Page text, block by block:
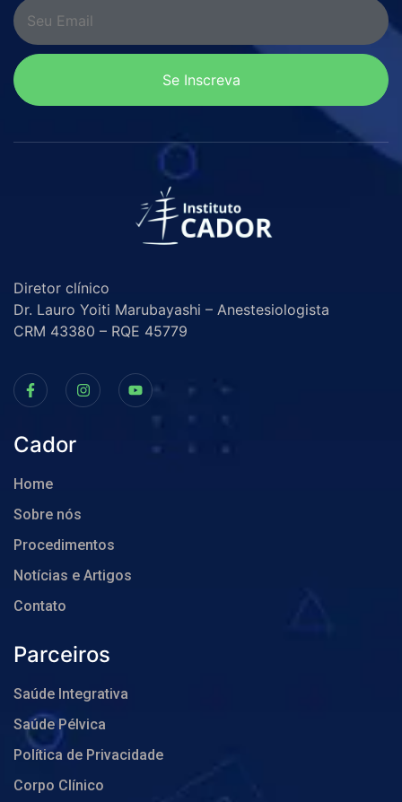
Se Inscreva
Diretor clínico
Dr. Lauro Yoiti Marubayashi – Anestesiologista
CRM 43380 – RQE 45779
Cador
Home
Sobre nós
Procedimentos
Notícias e Artigos
Contato
Parceiros
Saúde Integrativa
Saúde Pélvica
Política de Privacidade
Corpo Clínico